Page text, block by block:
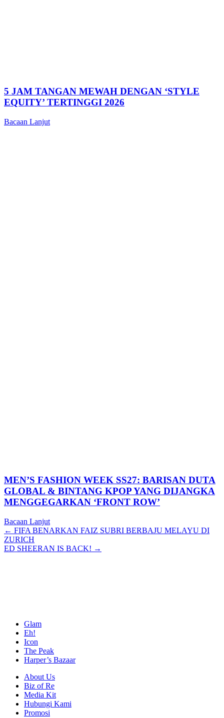
5 JAM TANGAN MEWAH DENGAN ‘STYLE
EQUITY’ TERTINGGI 2026
Bacaan Lanjut
MEN’S FASHION WEEK SS27: BARISAN DUTA
GLOBAL & BINTANG KPOP YANG DIJANGKA
MENGGEGARKAN ‘FRONT ROW’
Bacaan Lanjut
Posts
navigation
← FIFA BENARKAN FAIZ SUBRI BERBAJU MELAYU DI
ZURICH
ED SHEERAN IS BACK! →
Glam
Eh!
Icon
The Peak
Harper’s Bazaar
About Us
Biz of Re
Media Kit
Hubungi Kami
Promosi